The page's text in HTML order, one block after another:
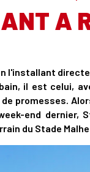
A
l'installant
il est celui,
promesses.
end dernier,
du Stade